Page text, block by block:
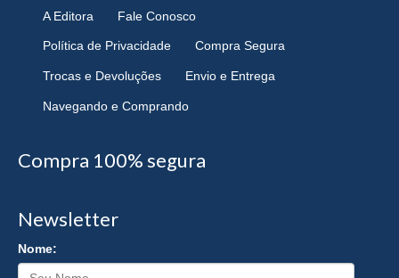
A Editora Fale Conosco
Política de Privacidade Compra Segura
Trocas e Devoluções Envio e Entrega
Navegando e Comprando
Compra 100% segura
Newsletter
Nome: